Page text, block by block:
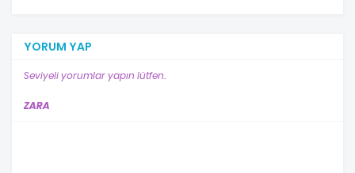
YORUM YAP
Seviyeli yorumlar yapın lütfen.
ZARA